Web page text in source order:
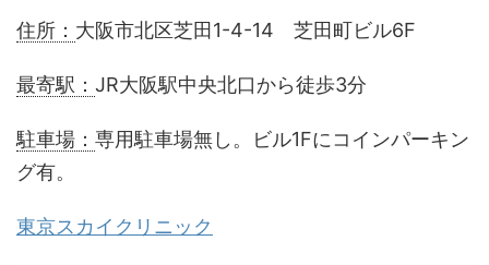
住所： 大阪市北区芝田1-4-14 芝田町ビル6F
最寄駅： JR大阪駅中央北口から徒歩3分
駐車場： 専用駐車場無し。ビル1Fにコインパーキン
グ有。
東京スカイクリニック